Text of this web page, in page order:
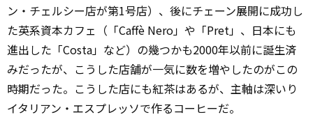
ン・チェルシー店が第1号店）、後にチェーン展開に成功し
た英系資本カフェ（「Caffè Nero」や「Pret」、日本にも
進出した「Costa」など）の幾つかも2000年以前に誕生済
みだったが、こうした店舗が一気に数を増やしたのがこの
時期だった。こうした店にも紅茶はあるが、主軸は深いり
イタリアン・エスプレッソで作るコーヒーだ。